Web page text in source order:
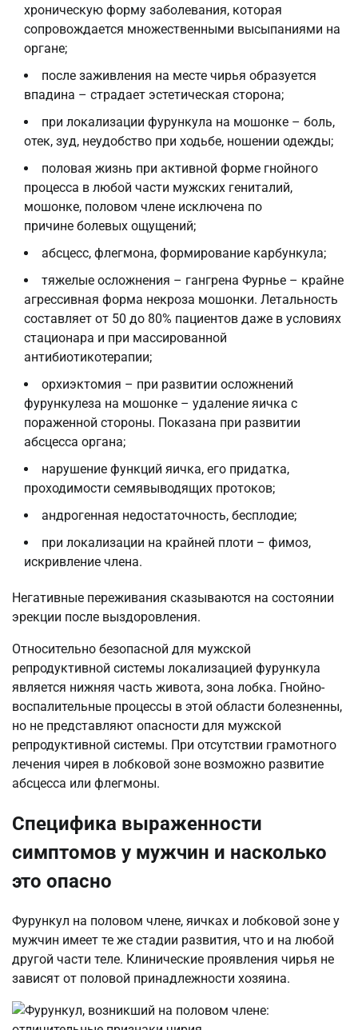
хроническую форму заболевания, которая
сопровождается множественными высыпаниями на
органе;
после заживления на месте чирья образуется
впадина – страдает эстетическая сторона;
при локализации фурункула на мошонке – боль,
отек, зуд, неудобство при ходьбе, ношении одежды;
половая жизнь при активной форме гнойного
процесса в любой части мужских гениталий,
мошонке, половом члене исключена по
причине болевых ощущений;
абсцесс, флегмона, формирование карбункула;
тяжелые осложнения – гангрена Фурнье – крайне
агрессивная форма некроза мошонки. Летальность
составляет от 50 до 80% пациентов даже в условиях
стационара и при массированной
антибиотикотерапии;
орхиэктомия – при развитии осложнений
фурункулеза на мошонке – удаление яичка с
пораженной стороны. Показана при развитии
абсцесса органа;
нарушение функций яичка, его придатка,
проходимости семявыводящих протоков;
андрогенная недостаточность, бесплодие;
при локализации на крайней плоти – фимоз,
искривление члена.
Негативные переживания сказываются на состоянии
эрекции после выздоровления.
Относительно безопасной для мужской
репродуктивной системы локализацией фурункула
является нижняя часть живота, зона лобка. Гнойно-
воспалительные процессы в этой области болезненны,
но не представляют опасности для мужской
репродуктивной системы. При отсутствии грамотного
лечения чирея в лобковой зоне возможно развитие
абсцесса или флегмоны.
Специфика выраженности
симптомов у мужчин и насколько
это опасно
Фурункул на половом члене, яичках и лобковой зоне у
мужчин имеет те же стадии развития, что и на любой
другой части теле. Клинические проявления чирья не
зависят от половой принадлежности хозяина.